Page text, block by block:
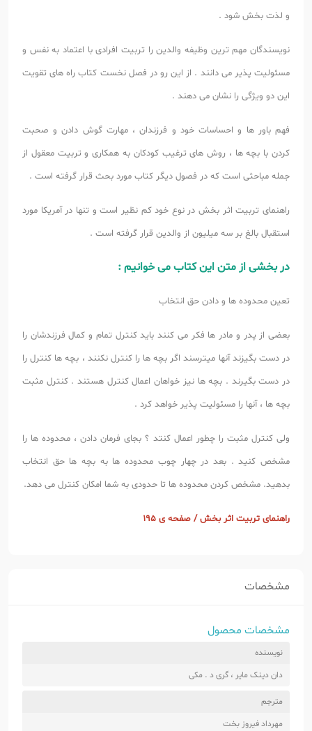
و لذت بخش شود .
نویسندگان مهم ترین وظیفه والدین را تربیت افرادی با اعتماد به نفس و
مسئولیت پذیر می دانند . از این رو در فصل نخست کتاب راه های تقویت
این دو ویژگی را نشان می دهند .
فهم باور ها و احساسات خود و فرزندان ، مهارت گوش دادن و صحبت
کردن با بچه ها ، روش های ترغیب کودکان به همکاری و تربیت معقول از
جمله مباحثی است که در فصول دیگر کتاب مورد بحث قرار گرفته است .
راهنمای تربیت اثر بخش در نوع خود کم نظیر است و تنها در آمریکا مورد
استقبال بالغ بر سه میلیون از والدین قرار گرفته است .
در بخشی از متن این کتاب می خوانیم :
تعین محدوده ها و دادن حق انتخاب
بعضی از پدر و مادر ها فکر می کنند باید کنترل تمام و کمال فرزندشان را
در دست بگیزند آنها میترسند اگر بچه ها را کنترل نکنند ، بچه ها کنترل را
در دست بگیرند . بچه ها نیز خواهان اعمال کنترل هستند . کنترل مثبت
بچه ها ، آنها را مسئولیت پذیر خواهد کرد .
ولی کنترل مثبت را چطور اعمال کنتد ؟ بجای فرمان دادن ، محدوده ها را
مشخص کنید . بعد در چهار چوب محدوده ها به بچه ها حق انتخاب
بدهید. مشخص کردن محدوده ها تا حدودی به شما امکان کنترل می دهد.
راهنمای تربیت اثر بخش / صفحه ی 195
مشخصات
مشخصات محصول
نویسنده
دان دینک مایر ، گری د . مکی
مترجم
مهرداد فیروز بخت